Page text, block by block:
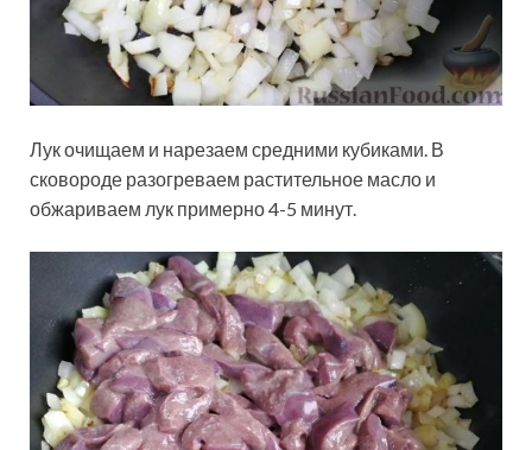
Лук очищаем и нарезаем средними кубиками. В
сковороде разогреваем растительное масло и
обжариваем лук примерно 4-5 минут.